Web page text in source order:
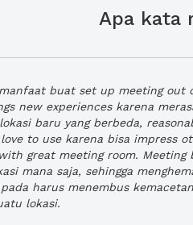
Apa kata
buat set up meeting out
new experiences karena
baru yang berbeda,
to use karena bisa impress
great meeting room. Meeting
mana saja, sehingga
harus menembus kemacetan
lokasi.